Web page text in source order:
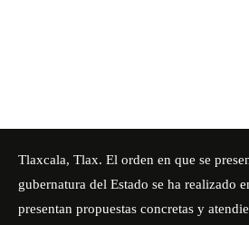
Tlaxcala, Tlax. El orden en que se
gubernatura del Estado se ha realizado
presentan propuestas concretas y